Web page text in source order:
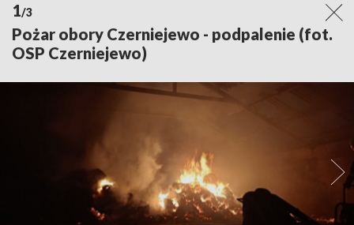
1/3
Pożar obory Czerniejewo - podpalenie (fot.
OSP Czerniejewo)